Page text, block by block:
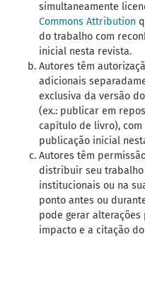
simultaneamente
Commons Attribution
do trabalho com
inicial nesta revista.
Autores têm
adicionais
exclusiva da versão
(ex.: publicar em
capítulo de livro),
publicação inicial
Autores têm
distribuir seu
institucionais ou na
ponto antes ou
pode gerar
impacto e a citação